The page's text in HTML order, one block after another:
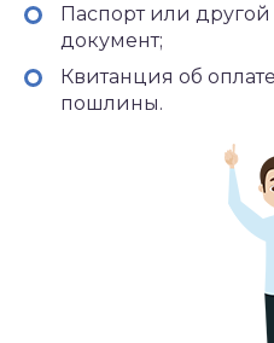
Паспорт или
документ;
Квитанция об
пошлины.